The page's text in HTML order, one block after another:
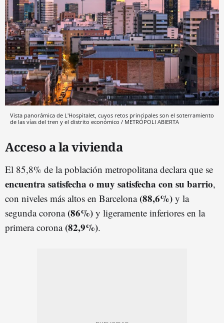
Vista panorámica de L'Hospitalet, cuyos retos principales son el soterramiento
de las vías del tren y el distrito económico / METRÓPOLI ABIERTA
Acceso a la vivienda
El 85,8% de la población metropolitana declara que se
encuentra satisfecha o muy satisfecha con su barrio,
con niveles más altos en Barcelona (88,6%) y la
segunda corona (86%) y ligeramente inferiores en la
primera corona(82,9%).